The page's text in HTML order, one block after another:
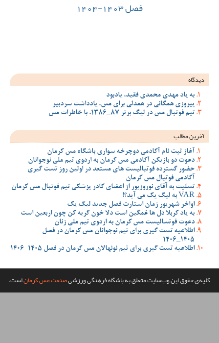
مس، یادداشت سردبیر
باشگاه مس کرمان
به اردوی تیم ملی نوجوانان
در اولین روز تست گیری
کادر پزشکی تیم فوتبال مس کرمان
جدید لیگ یک
خون گریه کن چون اربعین است
تیم ملی زنان
مس کرمان در فصل
مس کرمان در فصل 1405-1406
فرهنگی ورزشیصنعت مس کرماناست.